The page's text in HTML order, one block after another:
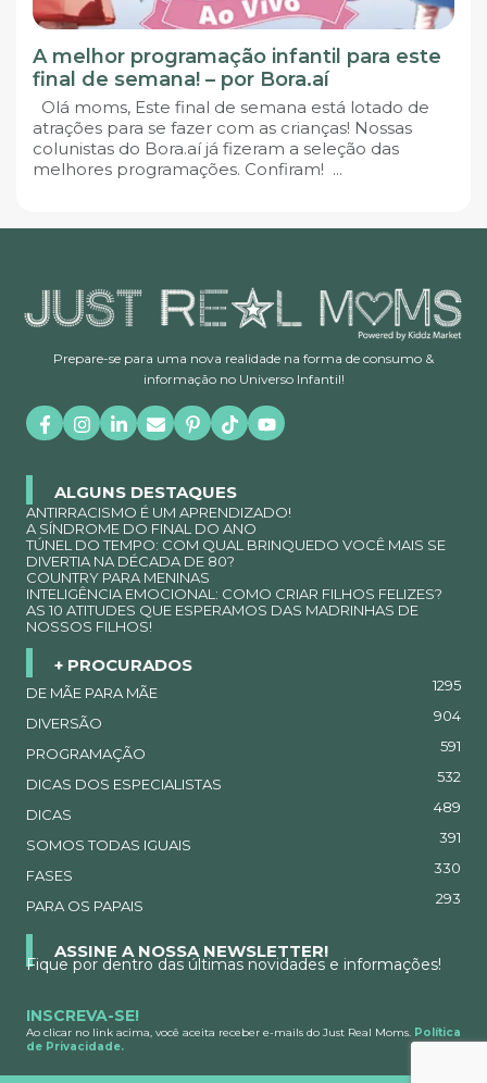
A melhor programação infantil para este
final de semana! – por Bora.aí
Olá moms, Este final de semana está lotado de
atrações para se fazer com as crianças! Nossas
colunistas do Bora.aí já fizeram a seleção das
melhores programações. Confiram! ...
Prepare-se para uma nova realidade na forma de consumo &
informação no Universo Infantil!
ALGUNS DESTAQUES
ANTIRRACISMO É UM APRENDIZADO!
A SÍNDROME DO FINAL DO ANO
TÚNEL DO TEMPO: COM QUAL BRINQUEDO VOCÊ MAIS SE
DIVERTIA NA DÉCADA DE 80?
COUNTRY PARA MENINAS
INTELIGÊNCIA EMOCIONAL: COMO CRIAR FILHOS FELIZES?
AS 10 ATITUDES QUE ESPERAMOS DAS MADRINHAS DE
NOSSOS FILHOS!
+ PROCURADOS
DE MÃE PARA MÃE 1295
DIVERSÃO 904
PROGRAMAÇÃO 591
DICAS DOS ESPECIALISTAS 532
DICAS 489
SOMOS TODAS IGUAIS 391
FASES 330
PARA OS PAPAIS 293
ASSINE A NOSSA NEWSLETTER!
Fique por dentro das últimas novidades e informações!
INSCREVA-SE!
Ao clicar no link acima, você aceita receber e-mails do Just Real Moms. Política
de Privacidade.